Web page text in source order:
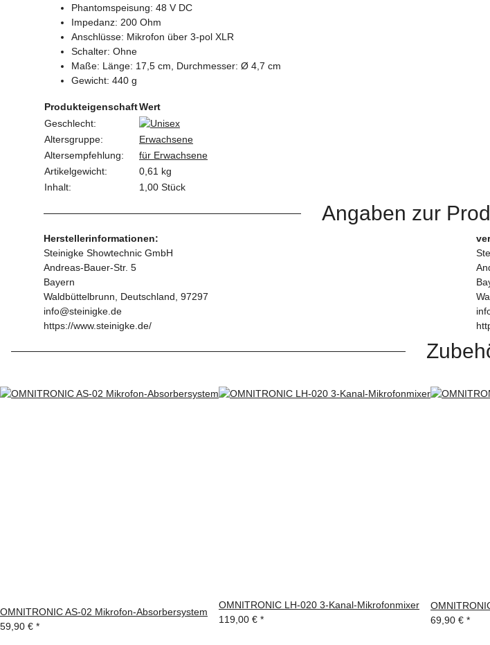
Phantomspeisung: 48 V DC
Impedanz: 200 Ohm
Anschlüsse: Mikrofon über 3-pol XLR
Schalter: Ohne
Maße: Länge: 17,5 cm, Durchmesser: Ø 4,7 cm
Gewicht: 440 g
ProdukteigenschaftWert
Geschlecht:
Altersgruppe:
Erwachsene
Altersempfehlung:
für Erwachsene
Artikelgewicht:
0,61 kg
Inhalt:
1,00 Stück
Angaben zur
Herstellerinformationen:
Steinigke Showtechnic GmbH
Andreas-Bauer-Str. 5
Bayern
Waldbüttelbrunn, Deutschland, 97297
info@steinigke.de
https://www.steinigke.de/
OMNITRONIC AS-02 Mikrofon-Absorbersystem
59,90 € *
OMNITRONIC LH-020 3-Kanal-Mikrofonmixer
119,00 € *
69,90 € *